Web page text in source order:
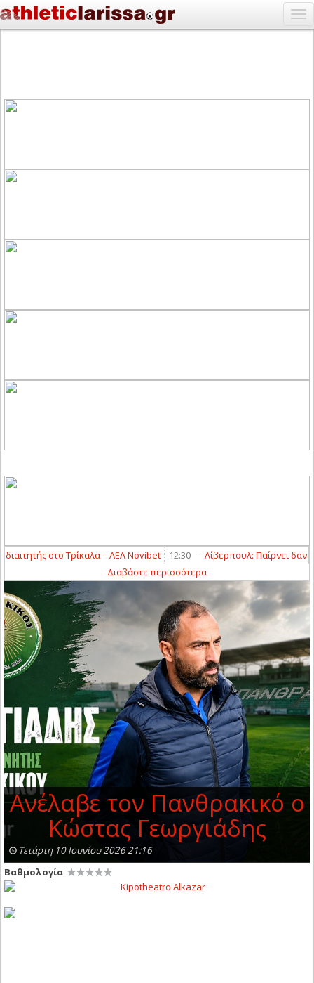
στο Τρίκαλα – ΑΕΛ Novibet 12:30 - Λίβερπουλ: Παίρνει
Διαβάστε περισσότερα
Ανέλαβε τον Πανθρακικό ο
Κώστας Γεωργιάδης
Τετάρτη 10 Ιουνίου 2026 21:16
Βαθμολογία